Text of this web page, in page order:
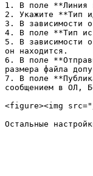
1. В поле **Линия
2. Укажите **Тип
3. В зависимости
4. В поле **Тип
5. В зависимости
он находится.
6. В поле
размера файла
7. В поле
сообщением в ОЛ,
<figure><img